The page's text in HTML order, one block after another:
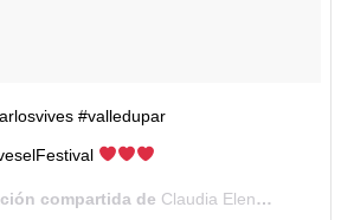
#valledupar
compartida de Claudia Elena Vásquez